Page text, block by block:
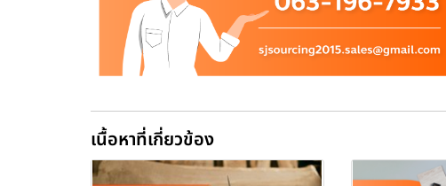
เนื้อหาที่เกี่ยวข้อง